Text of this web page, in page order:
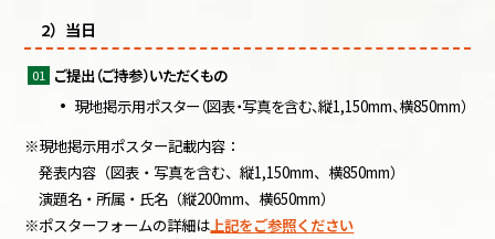
2）当日
ご提出（ご持参）いただくもの
現地掲示用ポスター（図表・写真を含む、縦1,150mm、横850mm）
※現地掲示用ポスター記載内容：
発表内容（図表・写真を含む、縦1,150mm、横850mm）
演題名・所属・氏名（縦200mm、横650mm）
※ポスターフォームの詳細は 上記をご参照ください